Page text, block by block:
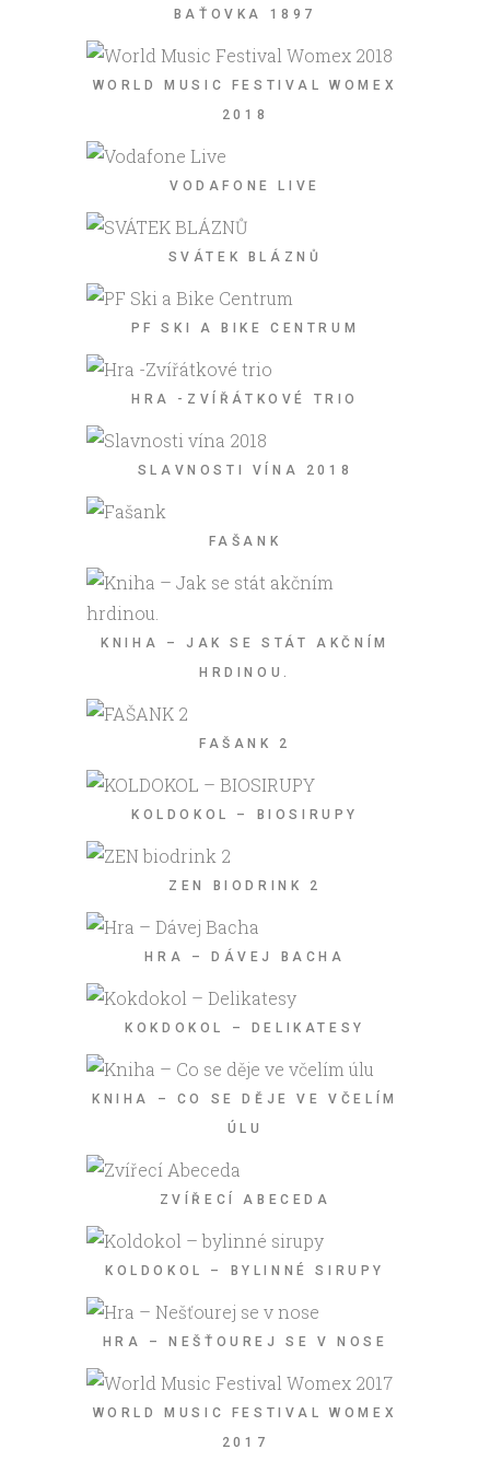
BAŤOVKA 1897
WORLD MUSIC FESTIVAL WOMEX
2018
VODAFONE LIVE
SVÁTEK BLÁZNŮ
PF SKI A BIKE CENTRUM
HRA -ZVÍŘÁTKOVÉ TRIO
SLAVNOSTI VÍNA 2018
FAŠANK
KNIHA – JAK SE STÁT AKČNÍM
HRDINOU.
FAŠANK 2
KOLDOKOL – BIOSIRUPY
ZEN BIODRINK 2
HRA – DÁVEJ BACHA
KOKDOKOL – DELIKATESY
KNIHA – CO SE DĚJE VE VČELÍM
ÚLU
ZVÍŘECÍ ABECEDA
KOLDOKOL – BYLINNÉ SIRUPY
HRA – NEŠŤOUREJ SE V NOSE
WORLD MUSIC FESTIVAL WOMEX
2017